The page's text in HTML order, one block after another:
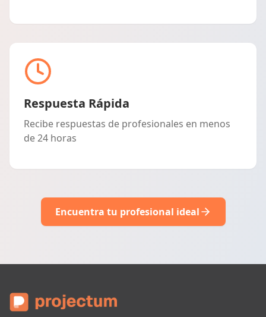
Respuesta Rápida
Recibe respuestas de profesionales en menos
de 24 horas
Encuentra tu profesional ideal